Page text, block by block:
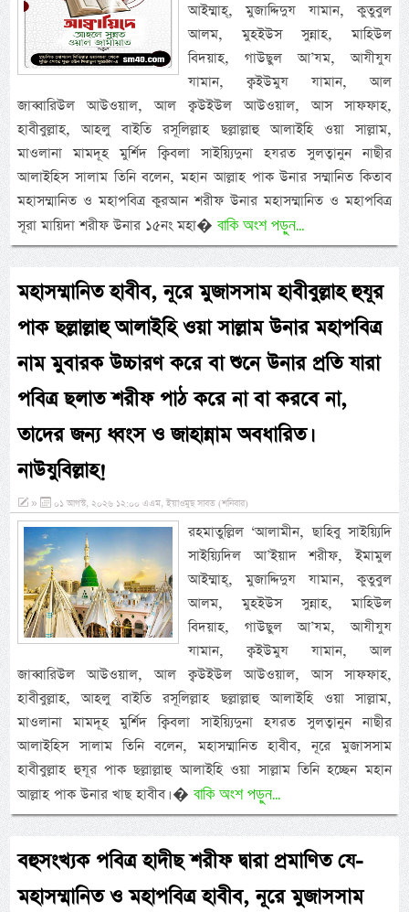
আইম্মাহ্, মুজাদ্দিদুয যামান, কুতুবুল
আলম, মুহইউস সুন্নাহ, মাহিউল
বিদয়াহ, গাউছুল আ’যম, আযীযুয
যামান, ক্বইউমুয যামান, আল
জাব্বারিউল আউওয়াল, আল ক্বউইউল আউওয়াল, আস সাফফাহ,
হাবীবুল্লাহ, আহলু বাইতি রসূলিল্লাহ ছল্লাল্লাহু আলাইহি ওয়া সাল্লাম,
মাওলানা মামদূহ মুর্শিদ ক্বিবলা সাইয়্যিদুনা হযরত সুলত্বানুন নাছীর
আলাইহিস সালাম তিনি বলেন, মহান আল্লাহ পাক উনার সম্মানিত কিতাব
মহাসম্মানিত ও মহাপবিত্র কুরআন শরীফ উনার মহাসম্মানিত ও মহাপবিত্র
সূরা মায়িদা শরীফ উনার ১৫নং মহা�বাকি অংশ পড়ুন...
মহাসম্মানিত হাবীব, নূরে মুজাসসাম হাবীবুল্লাহ হুযূর
পাক ছল্লাল্লাহু আলাইহি ওয়া সাল্লাম উনার মহাপবিত্র
নাম মুবারক উচ্চারণ করে বা শুনে উনার প্রতি যারা
পবিত্র ছলাত শরীফ পাঠ করে না বা করবে না,
তাদের জন্য ধ্বংস ও জাহান্নাম অবধারিত।
নাউযুবিল্লাহ!
» ০১ আগস্ট, ২০২৬ ১২:০০ এএম, ইয়াওমুছ সাবত (শনিবার)
রহমাতুল্লিল ‘আলামীন, ছাহিবু সাইয়্যিদি
সাইয়্যিদিল আ’ইয়াদ শরীফ, ইমামুল
আইম্মাহ্, মুজাদ্দিদুয যামান, কুতুবুল
আলম, মুহইউস সুন্নাহ, মাহিউল
বিদয়াহ, গাউছুল আ’যম, আযীযুয
যামান, ক্বইউমুয যামান, আল
জাব্বারিউল আউওয়াল, আল ক্বউইউল আউওয়াল, আস সাফফাহ,
হাবীবুল্লাহ, আহলু বাইতি রসূলিল্লাহ ছল্লাল্লাহু আলাইহি ওয়া সাল্লাম,
মাওলানা মামদূহ মুর্শিদ ক্বিবলা সাইয়্যিদুনা হযরত সুলত্বানুন নাছীর
আলাইহিস সালাম তিনি বলেন, মহাসম্মানিত হাবীব, নূরে মুজাসসাম
হাবীবুল্লাহ হুযূর পাক ছল্লাল্লাহু আলাইহি ওয়া সাল্লাম তিনি হচ্ছেন মহান
আল্লাহ পাক উনার খাছ হাবীব। �বাকি অংশ পড়ুন...
বহুসংখ্যক পবিত্র হাদীছ শরীফ দ্বারা প্রমাণিত যে-
মহাসম্মানিত ও মহাপবিত্র হাবীব, নূরে মুজাসসাম